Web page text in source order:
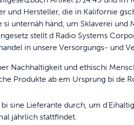
bis zu 4-mal bessere
Tierklappen,
und Hersteller, die in Kalifornie
unternäh händ, um Sklaverei und
stellt d Radio Systems
in unsere Versorgungs- und
Nachhaltigkeit und ethischi
Produkte ab em Ursprung bi de
sine Lieferante durch, um
jährlich stattfindet.